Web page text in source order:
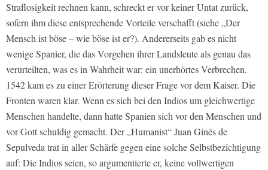
Straflosigkeit rechnen kann, schreckt er vor keiner Untat zurück,
sofern ihm diese entsprechende Vorteile verschafft (siehe „Der
Mensch ist böse – wie böse ist er?). Andererseits gab es nicht
wenige Spanier, die das Vorgehen ihrer Landsleute als genau das
verurteilten, was es in Wahrheit war: ein unerhörtes Verbrechen.
1542 kam es zu einer Erörterung dieser Frage vor dem Kaiser. Die
Fronten waren klar. Wenn es sich bei den Indios um gleichwertige
Menschen handelte, dann hatte Spanien sich vor den Menschen und
vor Gott schuldig gemacht. Der „Humanist“ Juan Ginés de
Sepulveda trat in aller Schärfe gegen eine solche Selbstbezichtigung
auf: Die Indios seien, so argumentierte er, keine vollwertigen